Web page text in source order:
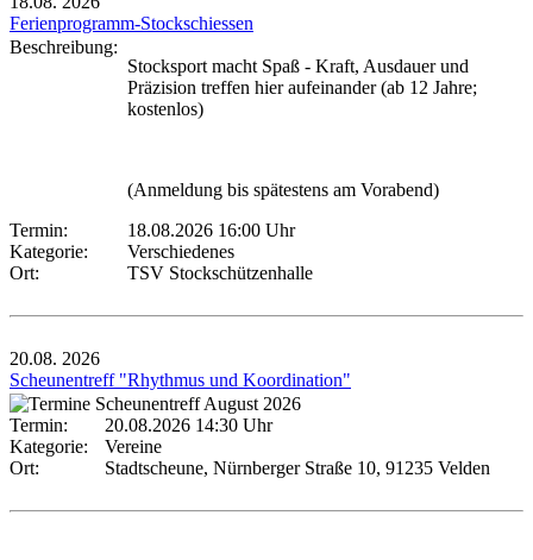
Ferienprogramm-Stockschiessen
Beschreibung:
Stocksport macht Spaß - Kraft, Ausdauer und
Präzision treffen hier aufeinander (ab 12 Jahre;
kostenlos)
(Anmeldung bis spätestens am Vorabend)
Termin:
18.08.2026 16:00 Uhr
Kategorie:
Verschiedenes
Ort:
TSV Stockschützenhalle
20.08. 2026
Scheunentreff "Rhythmus und Koordination"
Termin:
20.08.2026 14:30 Uhr
Kategorie:
Vereine
Ort:
Stadtscheune, Nürnberger Straße 10, 91235 Velden